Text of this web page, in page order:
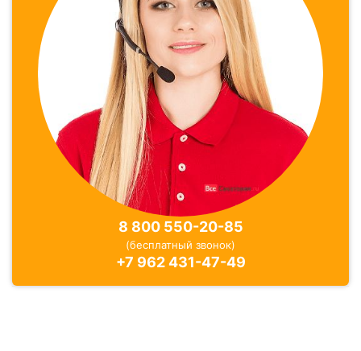
8 800 550-20-85
(бесплатный звонок)
+7 962 431-47-49